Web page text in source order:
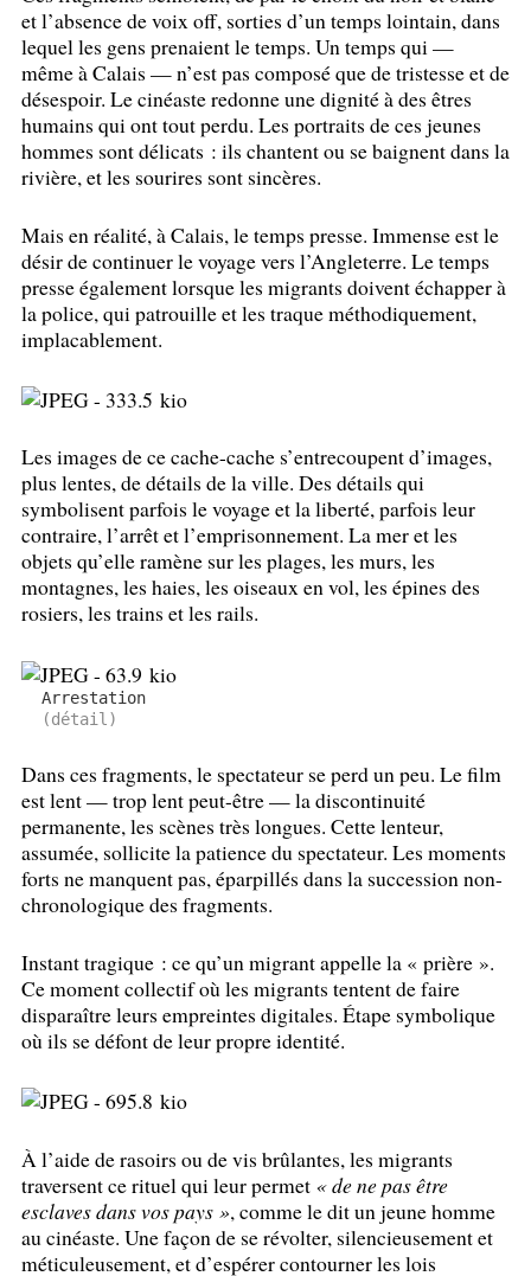
et l’absence de voix off, sorties d’un temps lointain, dans
lequel les gens prenaient le temps. Un temps qui —
même à Calais — n’est pas composé que de tristesse et de
désespoir. Le cinéaste redonne une dignité à des êtres
humains qui ont tout perdu. Les portraits de ces jeunes
hommes sont délicats : ils chantent ou se baignent dans la
rivière, et les sourires sont sincères.
Mais en réalité, à Calais, le temps presse. Immense est le
désir de continuer le voyage vers l’Angleterre. Le temps
presse également lorsque les migrants doivent échapper à
la police, qui patrouille et les traque méthodiquement,
implacablement.
Les images de ce cache-cache s’entrecoupent d’images,
plus lentes, de détails de la ville. Des détails qui
symbolisent parfois le voyage et la liberté, parfois leur
contraire, l’arrêt et l’emprisonnement. La mer et les
objets qu’elle ramène sur les plages, les murs, les
montagnes, les haies, les oiseaux en vol, les épines des
rosiers, les trains et les rails.
Arrestation
(détail)
Dans ces fragments, le spectateur se perd un peu. Le film
est lent — trop lent peut-être — la discontinuité
permanente, les scènes très longues. Cette lenteur,
assumée, sollicite la patience du spectateur. Les moments
forts ne manquent pas, éparpillés dans la succession non-
chronologique des fragments.
Instant tragique : ce qu’un migrant appelle la « prière ».
Ce moment collectif où les migrants tentent de faire
disparaître leurs empreintes digitales. Étape symbolique
où ils se défont de leur propre identité.
À l’aide de rasoirs ou de vis brûlantes, les migrants
traversent ce rituel qui leur permet « de ne pas être
esclaves dans vos pays », comme le dit un jeune homme
au cinéaste. Une façon de se révolter, silencieusement et
méticuleusement, et d’espérer contourner les lois